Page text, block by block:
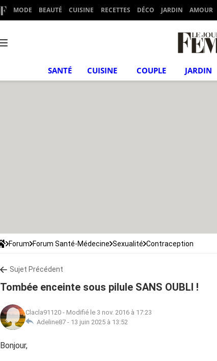
MODE BEAUTÉ CUISINE RECETTES DÉCO JARDIN AMOUR
SANTÉ CUISINE COUPLE JARDIN
Forum Forum Santé-Médecine Sexualité Contraception
Sujet Précédent
Tombée enceinte sous pilule SANS OUBLI !
Clacla91120 - Modifié le 3 nov. 2016 à 17:23
Adeline87 - 13 juin 2025 à 13:52
Bonjour,